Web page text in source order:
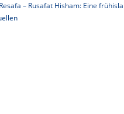
Resafa – Rusafat Hisham: Eine